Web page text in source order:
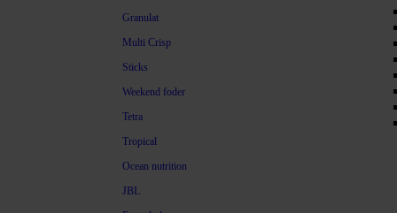
Granulat
Multi Crisp
Sticks
Weekend foder
Tetra
Tropical
Ocean nutrition
JBL